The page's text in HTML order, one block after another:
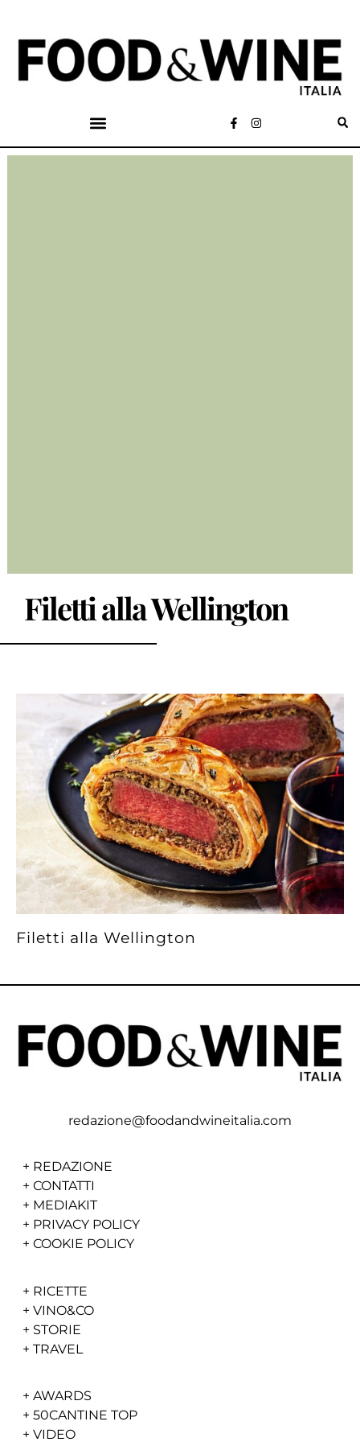
Filetti alla Wellington
Filetti alla Wellington
redazione@foodandwineitalia.com
+ REDAZIONE
+ CONTATTI
+ MEDIAKIT
+ PRIVACY POLICY
+ COOKIE POLICY
+ RICETTE
+ VINO&CO
+ STORIE
+ TRAVEL
+ AWARDS
+ 50CANTINE TOP
+ VIDEO